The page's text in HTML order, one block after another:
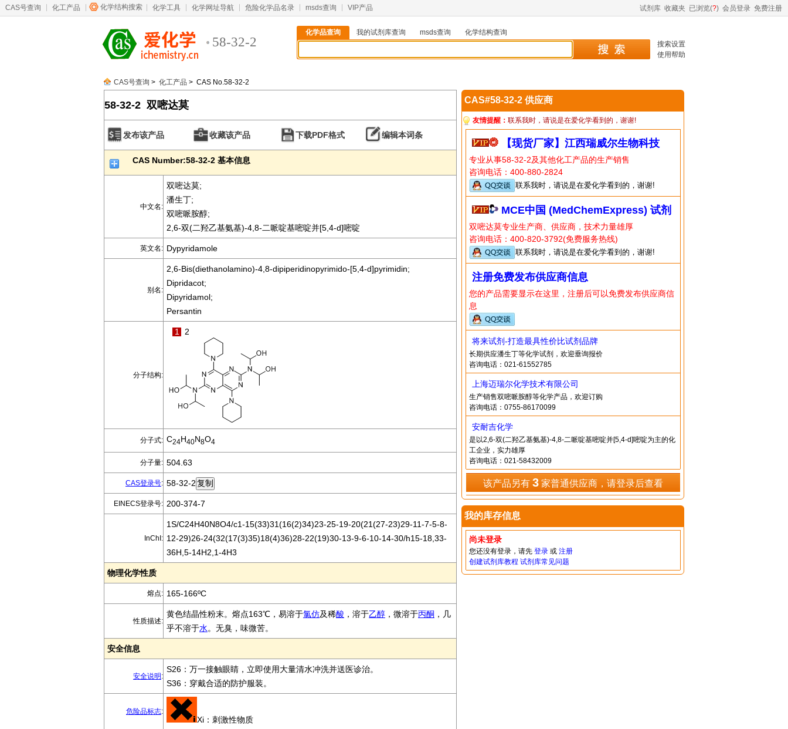
CAS号查询 化工产品 化学结构搜索 化学工具 化学网址导航 危险化学品名录 msds查询 VIP产品 试剂库 收藏夹 已浏览(?) 会员登录 免费注册
58-32-2
化学品查询 我的试剂库查询 msds查询
化学结构查询
搜索设置
使用帮助
CAS号查询 > 化工产品 > CAS No.58-32-2
58-32-2 双嘧达莫
发布该产品 收藏该产品 下载PDF格式 编辑本词条
CAS Number:58-32-2 基本信息
中文名:
双嘧达莫;
潘生丁;
双嘧哌胺醇;
2,6-双(二羟乙基氨基)-4,8-二哌啶基嘧啶并[5,4-d]嘧啶
英文名: Dypyridamole
别名:
2,6-Bis(diethanolamino)-4,8-dipiperidinopyrimido-[5,4-d]pyrimidin;
Dipridacot;
Dipyridamol;
Persantin
分子结构:
1 2
分子式: C24H40N8O4
分子量: 504.63
CAS登录号: 58-32-2
EINECS登录号: 200-374-7
InChI:
1S/C24H40N8O4/c1-15(33)31(16(2)34)23-25-19-20(21(27-23)29-11-7-5-8-
12-29)26-24(32(17(3)35)18(4)36)28-22(19)30-13-9-6-10-14-30/h15-18,33-
36H,5-14H2,1-4H3
物理化学性质
熔点: 165-166ºC
性质描述:
黄色结晶性粉末。熔点163℃，易溶于氯仿及稀酸 ，溶于乙醇 ，微溶于丙酮 ，几
乎不溶于水。无臭，味微苦。
安全信息
安全说明 :
S26：万一接触眼睛，立即使用大量清水冲洗并送医诊治。
S36：穿戴合适的防护服装。
危险品标志:
Xi：刺激性物质
CAS#58-32-2 供应商
友情提醒： 联系我时，请说是在爱化学看到的，谢谢!
【现货厂家】江西瑞威尔生物科技
专业从事58-32-2及其他化工产品的生产销售
咨询电话：400-880-2824
联系我时，请说是在爱化学看到的，谢谢!
MCE中国 (MedChemExpress) 试剂
双嘧达莫专业生产商、供应商，技术力量雄厚
咨询电话：400-820-3792(免费服务热线)
联系我时，请说是在爱化学看到的，谢谢!
注册免费发布供应商信息
您的产品需要显示在这里，注册后可以免费发布供应商信
息
将来试剂-打造最具性价比试剂品牌
长期供应潘生丁等化学试剂，欢迎垂询报价
咨询电话：021-61552785
上海迈瑞尔化学技术有限公司
生产销售双嘧哌胺醇等化学产品，欢迎订购
咨询电话：0755-86170099
安耐吉化学
是以2,6-双(二羟乙基氨基)-4,8-二哌啶基嘧啶并[5,4-d]嘧啶为主的化
工企业，实力雄厚
咨询电话：021-58432009
该产品另有 3家普通供应商，请登录后查看
我的库存信息
尚未登录
您还没有登录，请先 登录或 注册
创建试剂库教程 试剂库常见问题